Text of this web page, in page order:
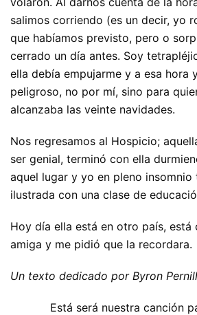
salimos corriendo (es un decir, yo
que habíamos previsto, pero o
cerrado un día antes. Soy
ella debía empujarme y a esa hora
peligroso, no por mí, sino para
alcanzaba las veinte navidades.
Nos regresamos al Hospicio;
ser genial, terminó con ella
aquel lugar y yo en pleno insomnio
ilustrada con una clase de
Hoy día ella está en otro país, está
amiga y me pidió que la recordara.
Un texto dedicado por Byron
Está será nuestra canción